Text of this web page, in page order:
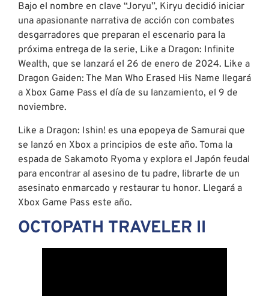
Bajo el nombre en clave “Joryu”, Kiryu decidió iniciar
una apasionante narrativa de acción con combates
desgarradores que preparan el escenario para la
próxima entrega de la serie, Like a Dragon: Infinite
Wealth, que se lanzará el 26 de enero de 2024. Like a
Dragon Gaiden: The Man Who Erased His Name llegará
a Xbox Game Pass el día de su lanzamiento, el 9 de
noviembre.
Like a Dragon: Ishin! es una epopeya de Samurai que
se lanzó en Xbox a principios de este año. Toma la
espada de Sakamoto Ryoma y explora el Japón feudal
para encontrar al asesino de tu padre, librarte de un
asesinato enmarcado y restaurar tu honor. Llegará a
Xbox Game Pass este año.
OCTOPATH TRAVELER II